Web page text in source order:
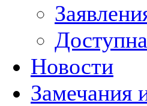
Новости
Замечания